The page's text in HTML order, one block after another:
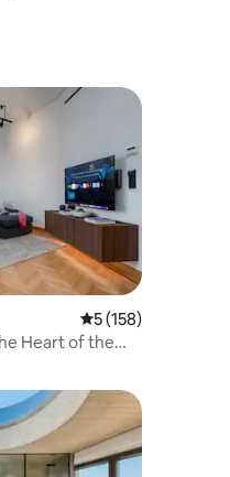
61
Wybór gości
Średnia ocena: 5
5 (158)